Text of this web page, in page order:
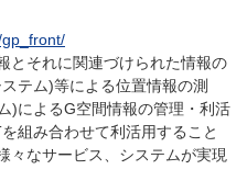
とそれに関連づけられた情報の
テム)等による位置情報の測
)によるG空間情報の管理・利活
組み合わせて利活用すること
々なサービス、システムが実現